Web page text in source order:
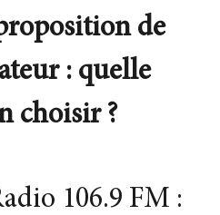
de
: quelle
choisir ?
106.9 FM :